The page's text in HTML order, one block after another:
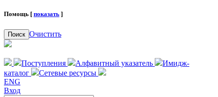
Помощь [ показать ]
Поиск Очистить
Поступления Алфавитный указатель
Имидж-
каталог
Сетевые ресурсы
ENG
Вход